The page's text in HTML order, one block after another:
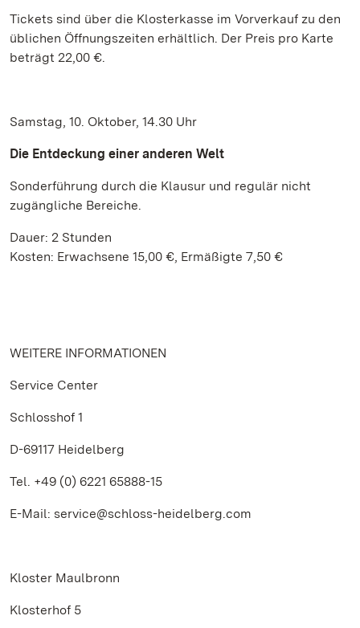
Tickets sind über die Klosterkasse im Vorverkauf zu den
üblichen Öffnungszeiten erhältlich. Der Preis pro Karte
beträgt 22,00 €.
Samstag, 10. Oktober, 14.30 Uhr
Die Entdeckung einer anderen Welt
Sonderführung durch die Klausur und regulär nicht
zugängliche Bereiche.
Dauer: 2 Stunden
Kosten: Erwachsene 15,00 €, Ermäßigte 7,50 €
WEITERE INFORMATIONEN
Service Center
Schlosshof 1
D-69117 Heidelberg
Tel. +49 (0) 6221 65888-15
E-Mail: service@schloss-heidelberg.com
Kloster Maulbronn
Klosterhof 5